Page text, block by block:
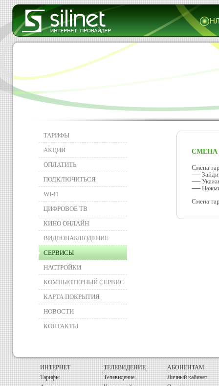
ТАРИФЫ
АКЦИИ
ОПЛАТИТЬ
ПОДКЛЮЧИТЬСЯ
WI-FI
ЦИФРОВОЕ ТВ
КИНО ОНЛАЙН
ВИДЕОНАБЛЮДЕНИЕ
СЕРВИСЫ
НАСТРОЙКИ
КОМПЬЮТЕРНЫЙ СЕРВИС
КАРТА ПОКРЫТИЯ
НОВОСТИ
КОНТАКТЫ
СМЕНА
Смена
──
──
──
Смена
ИНТЕРНЕТ ТЕЛЕВИДЕНИЕ
АБОНЕНТАМ
Тарифы
Телевидение
Личный кабинет